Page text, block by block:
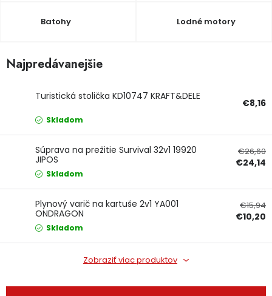
Servis náradia
Doprava a platba Váš zákaznícky účet
Kontakty
PODPORA
Batohy Lodné motory
Najpredávanejšie
Turistická stolička KD10747 KRAFT&DELE
€8,16
Skladom
Súprava na prežitie Survival 32v1 19920
JIPOS
€26,60
€24,14
Skladom
Plynový varič na kartuše 2v1 YA001
ONDRAGON
€15,94
€10,20
Skladom
Zobraziť viac produktov